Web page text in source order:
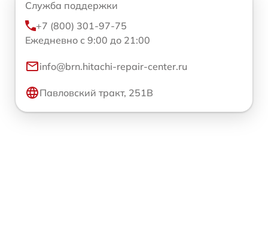
Служба поддержки
+7 (800) 301-97-75
Ежедневно с 9:00 до 21:00
info@brn.hitachi-repair-center.ru
Павловский тракт, 251В